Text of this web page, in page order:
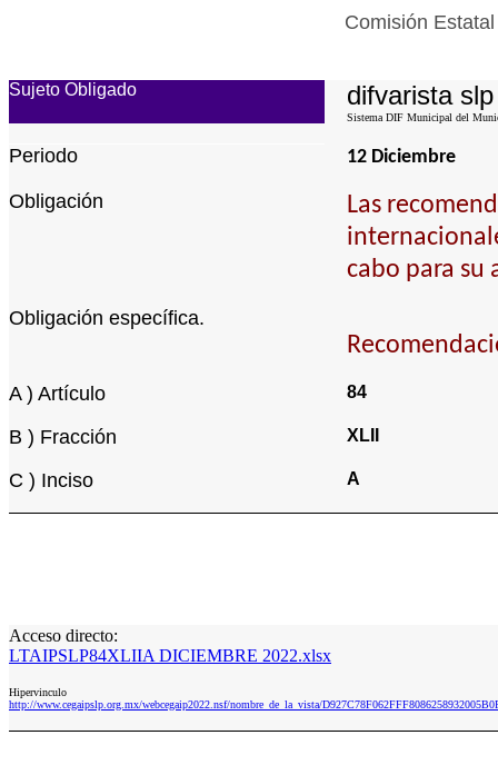
Comisión
Sujeto Obligado difvarista slp
Sistema DIF Municipal del
Periodo 12 Diciembre
Obligación
Las
cabo para
Obligación específica.
A ) Artículo 84
B ) Fracción XLII
C ) Inciso A
Acceso directo:
LTAIPSLP84XLIIA DICIEMBRE 2022.xlsx
Hipervinculo
http://www.cegaipslp.org.mx/webcegaip2022.nsf/nombre_de_la_vista/